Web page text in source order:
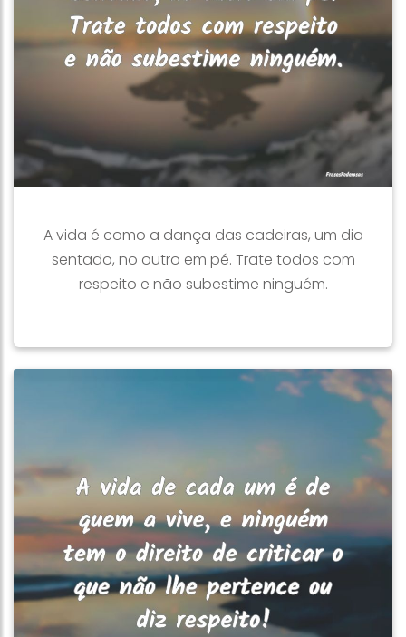
A vida é como a dança das cadeiras, um dia
sentado, no outro em pé. Trate todos com
respeito e não subestime ninguém.